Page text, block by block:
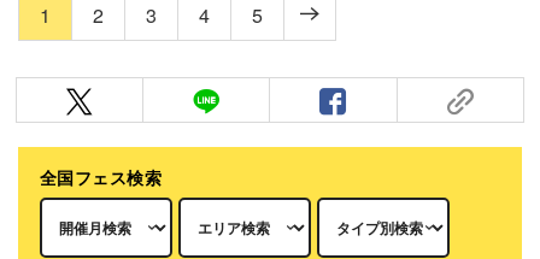
1 2 3 4 5
全国フェス検索